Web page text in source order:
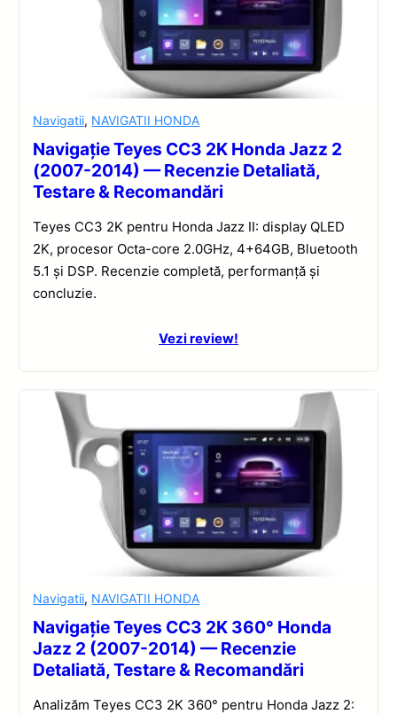
Navigatii, NAVIGATII HONDA
Navigație Teyes CC3 2K Honda Jazz 2
(2007-2014) — Recenzie Detaliată,
Testare & Recomandări
Teyes CC3 2K pentru Honda Jazz II: display QLED
2K, procesor Octa-core 2.0GHz, 4+64GB, Bluetooth
5.1 și DSP. Recenzie completă, performanță și
concluzie.
Vezi review!
Navigatii, NAVIGATII HONDA
Navigație Teyes CC3 2K 360° Honda
Jazz 2 (2007-2014) — Recenzie
Detaliată, Testare & Recomandări
Analizăm Teyes CC3 2K 360° pentru Honda Jazz 2: